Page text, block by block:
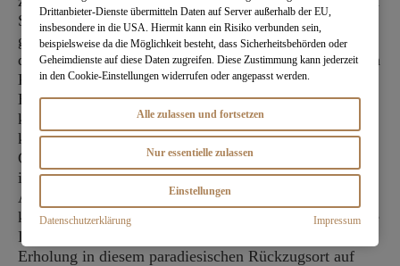
Sie am nächsten Tag nach King George Island und
gehen an Bord eines luxuriösen Expeditionsschiffes,
das Sie zu einer unvergesslichen Erkundung des siebten
Kontinents bringt. In Bogotá, Kolumbiens dynamischer
Hauptstadt, begeistern farbenfrohe Straßenkunst und
koloniale Architektur. Kosten Sie den berühmten
kolumbianischen Kaffee und entdecken Sie moderne
Geschäfte, historische Sehenswürdigkeiten und die
innovative neu-kolumbianische Küche. Als krönender
Abschluss Ihrer Reise erwartet Sie unser legendäres
karibisches Refugium auf den Bahamas. Verlängern Sie
Ihren Aufenthalt und genießen Sie zusätzliche Tage der
Erholung in diesem paradiesischen Rückzugsort auf
Drittanbieter-Dienste übermitteln Daten auf Server außerhalb der EU,
insbesondere in die USA. Hiermit kann ein Risiko verbunden sein,
beispielsweise da die Möglichkeit besteht, dass Sicherheitsbehörden oder
Geheimdienste auf diese Daten zugreifen. Diese Zustimmung kann jederzeit
in den Cookie-Einstellungen widerrufen oder angepasst werden.
Alle zulassen und fortsetzen
Nur essentielle zulassen
Einstellungen
Datenschutzerklärung Impressum